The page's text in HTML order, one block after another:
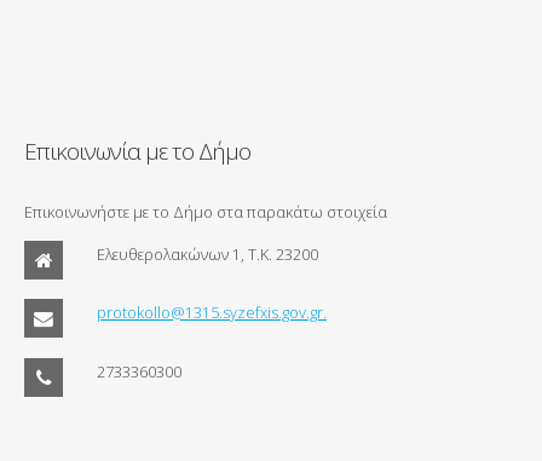
Επικοινωνία με το Δήμο
Επικοινωνήστε με το Δήμο στα παρακάτω στοιχεία
Ελευθερολακώνων 1, Τ.Κ. 23200
protokollo@1315.syzefxis.gov.gr.
2733360300